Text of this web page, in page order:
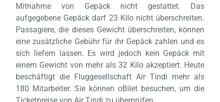
Mitnahme von Gepäck nicht gestattet. Das
aufgegebene Gepäck darf 23 Kilo nicht überschreiten.
Passagiere, die dieses Gewicht überschreiten, können
eine zusätzliche Gebühr für ihr Gepäck zahlen und es
sich liefern lassen. Es wird jedoch kein Gepäck mit
einem Gewicht von mehr als 32 Kilo akzeptiert. Heute
beschäftigt die Fluggesellschaft Air Tindi mehr als
180 Mitarbeiter. Sie können oBilet besuchen, um die